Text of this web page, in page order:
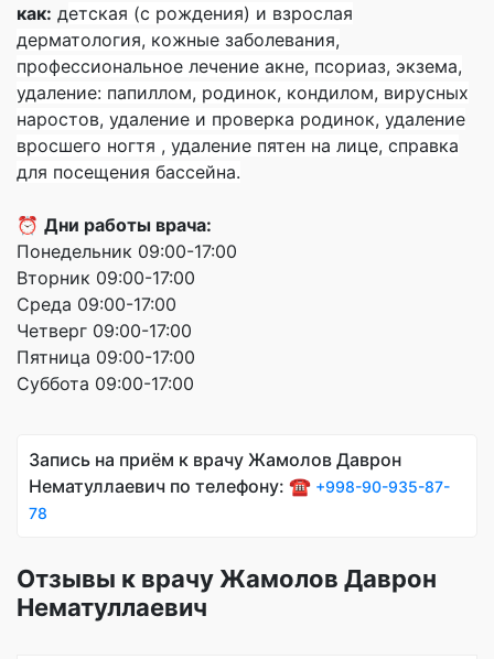
как: детская (с рождения) и взрослая
дерматология, кожные заболевания,
профессиональное лечение акне, псориаз, экзема,
удаление: папиллом, родинок, кондилом, вирусных
наростов, удаление и проверка родинок, удаление
вросшего ногтя , удаление пятен на лице, справка
для посещения бассейна.
⏰ Дни работы врача:
Понедельник 09:00-17:00
Вторник 09:00-17:00
Среда 09:00-17:00
Четверг 09:00-17:00
Пятница 09:00-17:00
Суббота 09:00-17:00
Запись на приём к врачу Жамолов Даврон
Нематуллаевич по телефону: ☎️ +998-90-935-87-
78
Отзывы к врачу Жамолов Даврон
Нематуллаевич